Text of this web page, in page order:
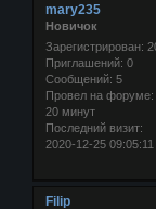
mary235
Новичок
Зарегистрирован:
Приглашений: 0
Сообщений: 5
Провел на форуме:
20 минут
Последний визит:
2020-12-25 09:05:11
Filip